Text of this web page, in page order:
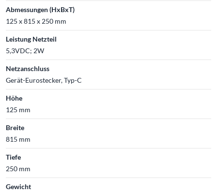
Abmessungen (HxBxT)
125 x 815 x 250 mm
Leistung Netzteil
5,3VDC; 2W
Netzanschluss
Gerät-Eurostecker, Typ-C
Höhe
125 mm
Breite
815 mm
Tiefe
250 mm
Gewicht